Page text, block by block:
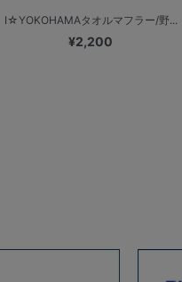
I☆YOKOHAMAタオルマフラー/野...
¥2,200